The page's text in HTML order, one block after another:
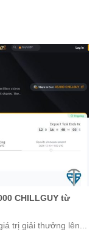
CHILLGUY từ
trị giải thưởng lên...